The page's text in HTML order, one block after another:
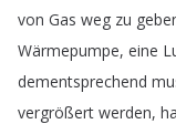
von Gas weg zu
Wärmepumpe, eine
dementsprechend
vergrößert werden,